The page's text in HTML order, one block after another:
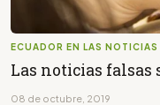
ECUADOR EN LAS NOTICIAS
Las noticias falsas
08 de octubre, 2019